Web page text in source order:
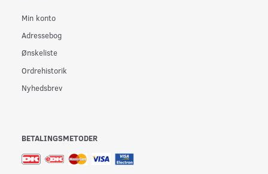
Min konto
Adressebog
Ønskeliste
Ordrehistorik
Nyhedsbrev
BETALINGSMETODER